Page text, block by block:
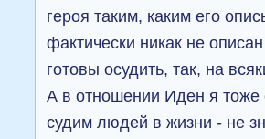
героя таким, каким его
фактически никак не
готовы осудить, так, на
А в отношении Иден я
судим людей в жизни - не